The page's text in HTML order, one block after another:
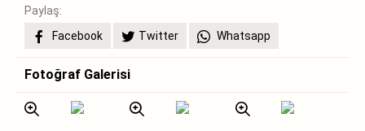
Paylaş:
Facebook
Twitter Whatsapp
Fotoğraf Galerisi